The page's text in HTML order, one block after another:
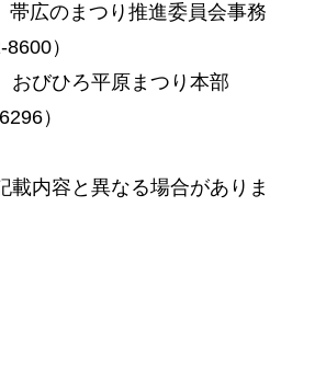
帯広のまつり推進委員会事務
）
おびひろ平原まつり本部
）
載内容と異なる場合がありま